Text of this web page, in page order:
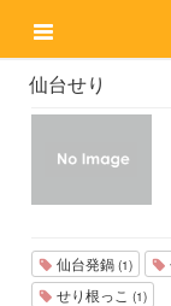
仙台せり
仙台発鍋 (1)
せり根っこ (1)